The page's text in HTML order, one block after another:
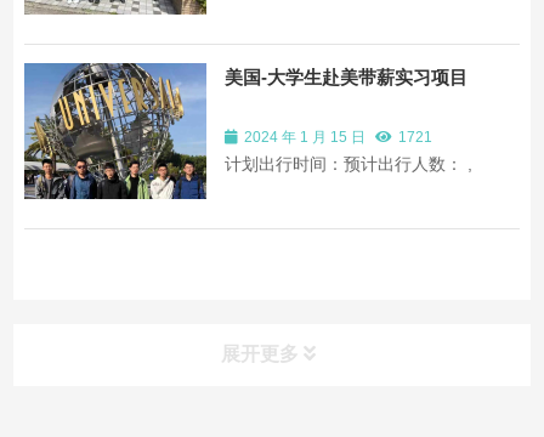
美国-大学生赴美带薪实习项目
2024 年 1 月 15 日 1721
计划出行时间：预计出行人数： ,
展开更多